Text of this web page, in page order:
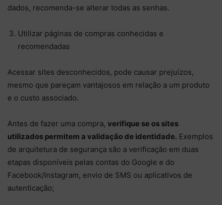
dados, recomenda-se alterar todas as senhas.
Utilizar páginas de compras conhecidas e
recomendadas
Acessar sites desconhecidos, pode causar prejuízos,
mesmo que pareçam vantajosos em relação a um produto
e o custo associado.
Antes de fazer uma compra, verifique se os sites
utilizados permitem a validação de identidade. Exemplos
de arquitetura de segurança são a verificação em duas
etapas disponíveis pelas contas do Google e do
Facebook/Instagram, envio de SMS ou aplicativos de
autenticação;